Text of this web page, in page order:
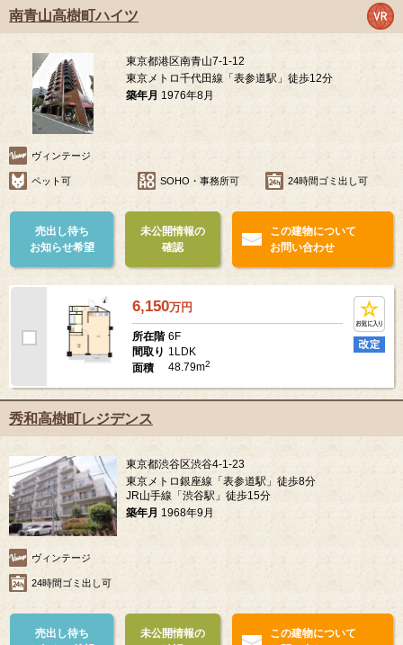
南青山高樹町ハイツ
東京都港区南青山7-1-12
東京メトロ千代田線「表参道駅」徒歩12分
築年月 1976年8月
ヴィンテージ
ペット可 SOHO・事務所可 24時間ゴミ出し可
売出し待ち
お知らせ希望
未公開情報の
確認
この建物について
お問い合わせ
6,150万円
所在階 6F
間取り 1LDK
面積
48.79m2
秀和高樹町レジデンス
東京都渋谷区渋谷4-1-23
東京メトロ銀座線「表参道駅」徒歩8分
JR山手線「渋谷駅」徒歩15分
築年月 1968年9月
ヴィンテージ
24時間ゴミ出し可
売出し待ち
未公開情報の
この建物について